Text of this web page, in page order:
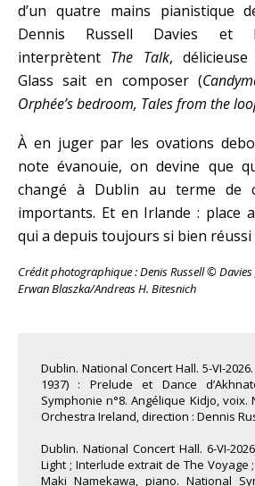
d’un quatre mains pianistique
Dennis Russell Davies et
interprètent The Talk,
Glass sait en composer (
Orphée’s bedroom, Tales from the
À en juger par les ovations
note évanouie, on devine que
changé à Dublin au terme de
importants. Et en Irlande : place
qui a depuis toujours si bien
Crédit photographique : Denis Russell©
Erwan Blaszka/Andreas H. Bitesnich
Dublin. National Concert Hall. 5-VI-
1937) : Prelude et Dance
Symphonie n°8. Angélique Kidjo, voix.
Orchestra Ireland, direction : Dennis
Dublin. National Concert Hall. 6-VI-
Light ; Interlude extrait de The Voyage
Maki Namekawa, piano. National